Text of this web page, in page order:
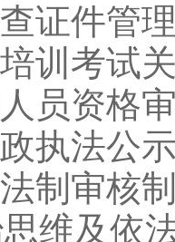
证件管
训考试
员资格
执法公
制审核
思维及依